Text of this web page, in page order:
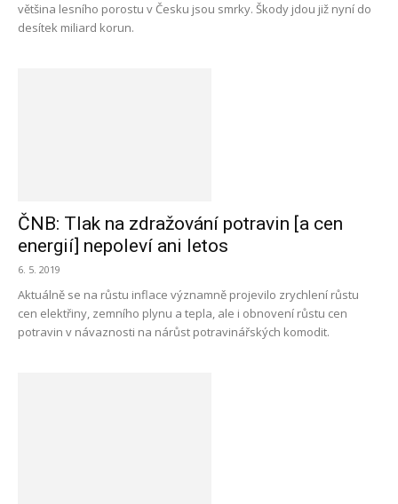
většina lesního porostu v Česku jsou smrky. Škody jdou již nyní do
desítek miliard korun.
ČNB: Tlak na zdražování potravin [a cen
energií] nepoleví ani letos
6. 5. 2019
Aktuálně se na růstu inflace významně projevilo zrychlení růstu
cen elektřiny, zemního plynu a tepla, ale i obnovení růstu cen
potravin v návaznosti na nárůst potravinářských komodit.